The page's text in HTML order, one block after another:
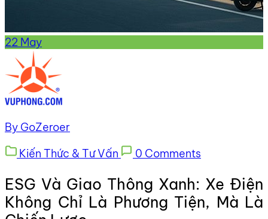
22 May
By GoZeroer
Kiến Thức & Tư Vấn
0 Comments
ESG Và Giao Thông Xanh: Xe Điện
Không Chỉ Là Phương Tiện, Mà Là